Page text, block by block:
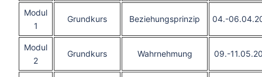
Modul
1
Grundkurs Beziehungsprinzip 04.-
Modul
2
Grundkurs Wahrnehmung 09.-